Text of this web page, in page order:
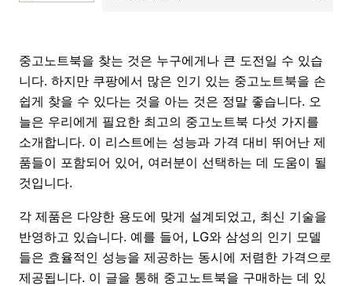
중고노트북을 찾는 것은 누구에게나 큰 도전일 수 있습
니다. 하지만 쿠팡에서 많은 인기 있는 중고노트북을 손
쉽게 찾을 수 있다는 것을 아는 것은 정말 좋습니다. 오
늘은 우리에게 필요한 최고의 중고노트북 다섯 가지를
소개합니다. 이 리스트에는 성능과 가격 대비 뛰어난 제
품들이 포함되어 있어, 여러분이 선택하는 데 도움이 될
것입니다.
각 제품은 다양한 용도에 맞게 설계되었고, 최신 기술을
반영하고 있습니다. 예를 들어, LG와 삼성의 인기 모델
들은 효율적인 성능을 제공하는 동시에 저렴한 가격으로
제공됩니다. 이 글을 통해 중고노트북을 구매하는 데 있